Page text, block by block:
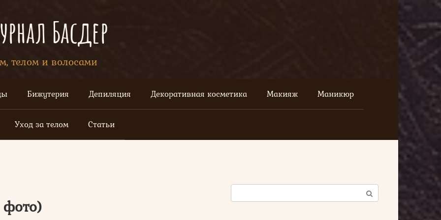
Басдер
телом и волосами
Бижутерия Депиляция Декоративная косметика Макияж Маникюр
Уход за телом Статьи
Поиск: